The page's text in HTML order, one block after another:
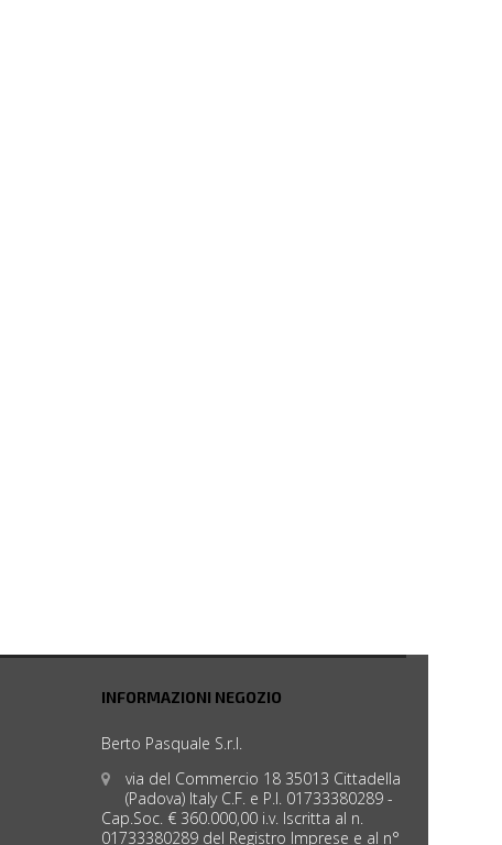
INFORMAZIONI NEGOZIO
Berto Pasquale S.r.l.
via del Commercio 18 35013 Cittadella
(Padova) Italy C.F. e P.I. 01733380289 -
Cap.Soc. € 360.000,00 i.v. Iscritta al n.
01733380289 del Registro Imprese e al n°